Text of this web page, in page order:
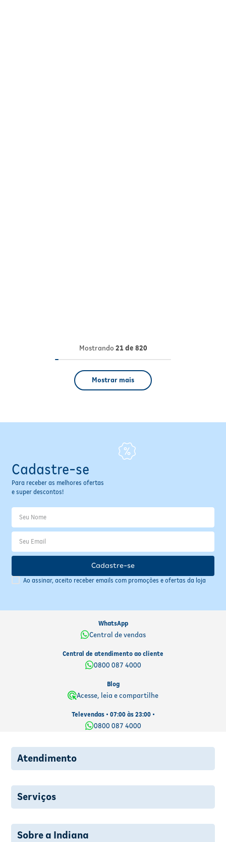
Mostrando 21 de 820
Mostrar mais
Cadastre-se
Para receber as melhores ofertas
e super descontos!
Ao assinar, aceito receber emails com promoções e ofertas da loja
Cadastre-se
WhatsApp
Central de vendas
Central de atendimento ao cliente
0800 087 4000
Blog
Acesse, leia e compartilhe
Televendas • 07:00 às 23:00 •
0800 087 4000
Atendimento
Serviços
Sobre a Indiana